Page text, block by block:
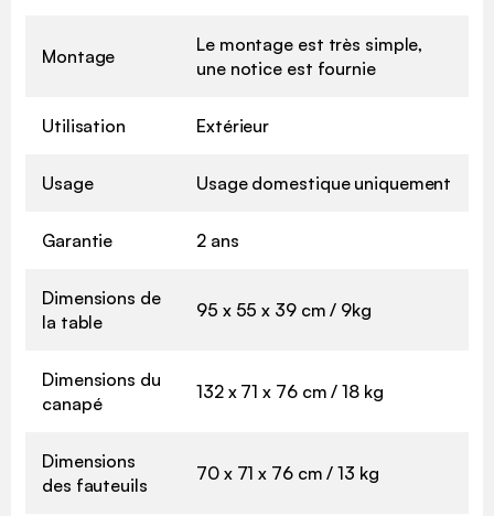
Montage
Le montage est très simple,
une notice est fournie
Utilisation Extérieur
Usage Usage domestique uniquement
Garantie 2 ans
Dimensions de
la table
95 x 55 x 39 cm / 9kg
Dimensions du
canapé
132 x 71 x 76 cm / 18 kg
Dimensions
des fauteuils
70 x 71 x 76 cm / 13 kg